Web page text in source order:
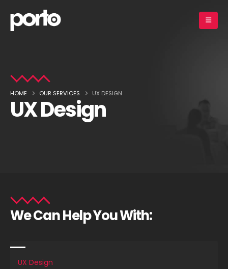
HOME OUR SERVICES UX DESIGN
UX Design
We Can Help You With:
UX Design